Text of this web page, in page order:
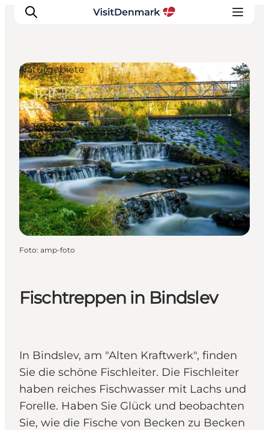
Inspiration
Regionen
Erlebnisse
Unterkünfte
Reiseplanung
Fischtreppen in Bindslev
In Bindslev, am "Alten Kraftwerk", finden
Sie die schöne Fischleiter. Die Fischleiter
haben reiches Fischwasser mit Lachs und
Forelle. Haben Sie Glück und beobachten
Sie, wie die Fische von Becken zu Becken
Naturgebiete
Foto: amp-foto